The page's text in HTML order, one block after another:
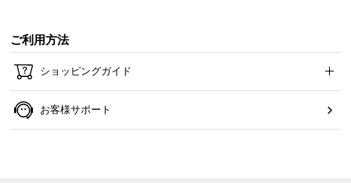
ご利用方法
ショッピングガイド
お客様サポート